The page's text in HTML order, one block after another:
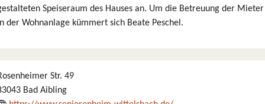
Speiseraum des Hauses an. Um die Betreuung der Mieter
der Wohnanlage kümmert sich Beate Peschel.
Str. 49
Bad Aibling